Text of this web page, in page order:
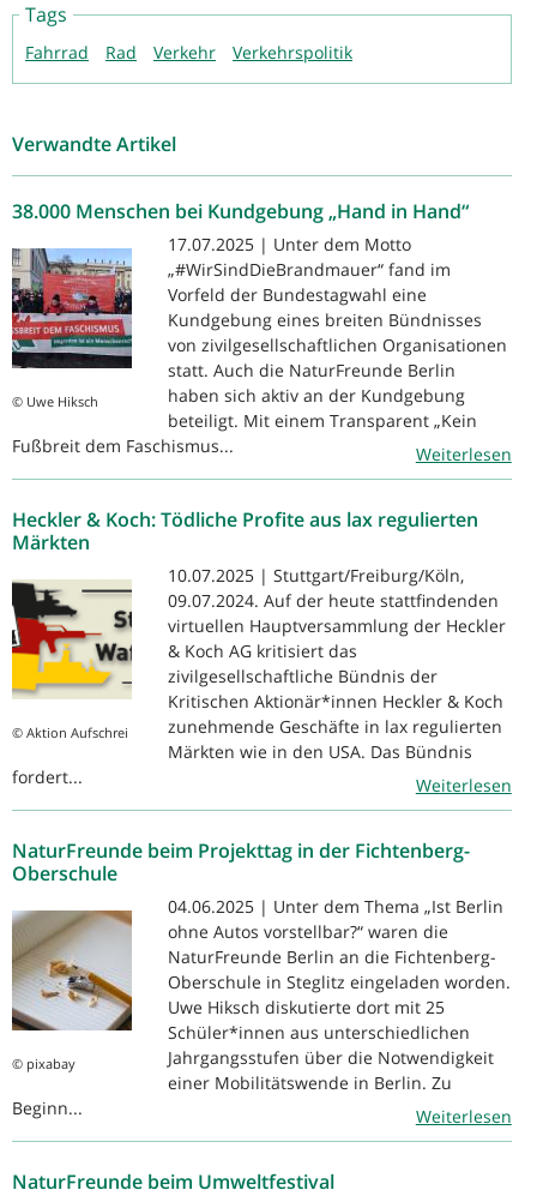
Tags
Fahrrad Rad Verkehr Verkehrspolitik
Verwandte Artikel
38.000 Menschen bei Kundgebung „Hand in Hand“
© Uwe Hiksch
17.07.2025 | Unter dem Motto
„#WirSindDieBrandmauer“ fand im
Vorfeld der Bundestagwahl eine
Kundgebung eines breiten Bündnisses
von zivilgesellschaftlichen Organisationen
statt. Auch die NaturFreunde Berlin
haben sich aktiv an der Kundgebung
beteiligt. Mit einem Transparent „Kein
Fußbreit dem Faschismus...
Weiterlesen
Heckler & Koch: Tödliche Profite aus lax regulierten
Märkten
© Aktion Aufschrei
10.07.2025 | Stuttgart/Freiburg/Köln,
09.07.2024. Auf der heute stattfindenden
virtuellen Hauptversammlung der Heckler
& Koch AG kritisiert das
zivilgesellschaftliche Bündnis der
Kritischen Aktionär*innen Heckler & Koch
zunehmende Geschäfte in lax regulierten
Märkten wie in den USA. Das Bündnis
fordert...
Weiterlesen
NaturFreunde beim Projekttag in der Fichtenberg-
Oberschule
© pixabay
04.06.2025 | Unter dem Thema „Ist Berlin
ohne Autos vorstellbar?“ waren die
NaturFreunde Berlin an die Fichtenberg-
Oberschule in Steglitz eingeladen worden.
Uwe Hiksch diskutierte dort mit 25
Schüler*innen aus unterschiedlichen
Jahrgangsstufen über die Notwendigkeit
einer Mobilitätswende in Berlin. Zu
Beginn...
Weiterlesen
NaturFreunde beim Umweltfestival